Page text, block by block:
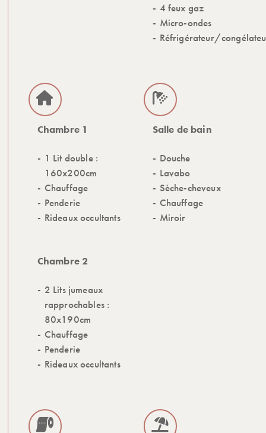
4 feux gaz
Micro-ondes
Réfrigérateur/
Chambre 1
1 Lit double :
160x200cm
Chauffage
Penderie
Rideaux occultants
Chambre 2
2 Lits jumeaux
rapprochables :
80x190cm
Chauffage
Penderie
Rideaux occultants
Salle de bain
Douche
Lavabo
Sèche-cheveux
Chauffage
Miroir